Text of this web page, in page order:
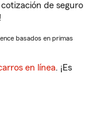
de seguro
basados en primas
en línea. ¡Es